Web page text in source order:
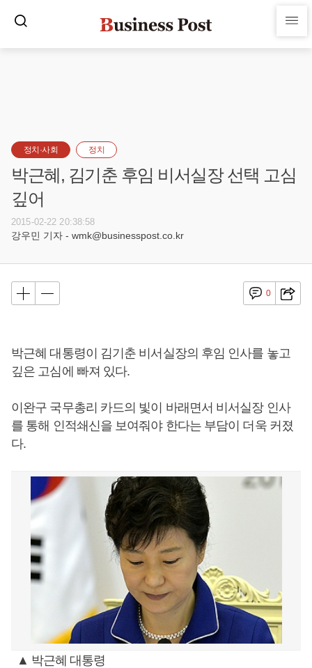
정치·사회 정치
박근혜, 김기춘 후임 비서실장 선택 고심
깊어
2015-02-22 20:38:58
강우민 기자 - wmk@businesspost.co.kr
0
박근혜 대통령이 김기춘 비서실장의 후임 인사를 놓고
깊은 고심에 빠져 있다.
이완구 국무총리 카드의 빛이 바래면서 비서실장 인사
를 통해 인적쇄신을 보여줘야 한다는 부담이 더욱 커졌
다.
▲ 박근혜 대통령